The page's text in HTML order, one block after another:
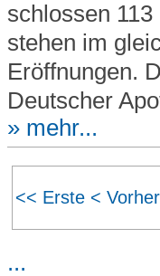
schlossen
stehen im
Eröffnungen.
Deutscher
» mehr...
<< Erste <
...